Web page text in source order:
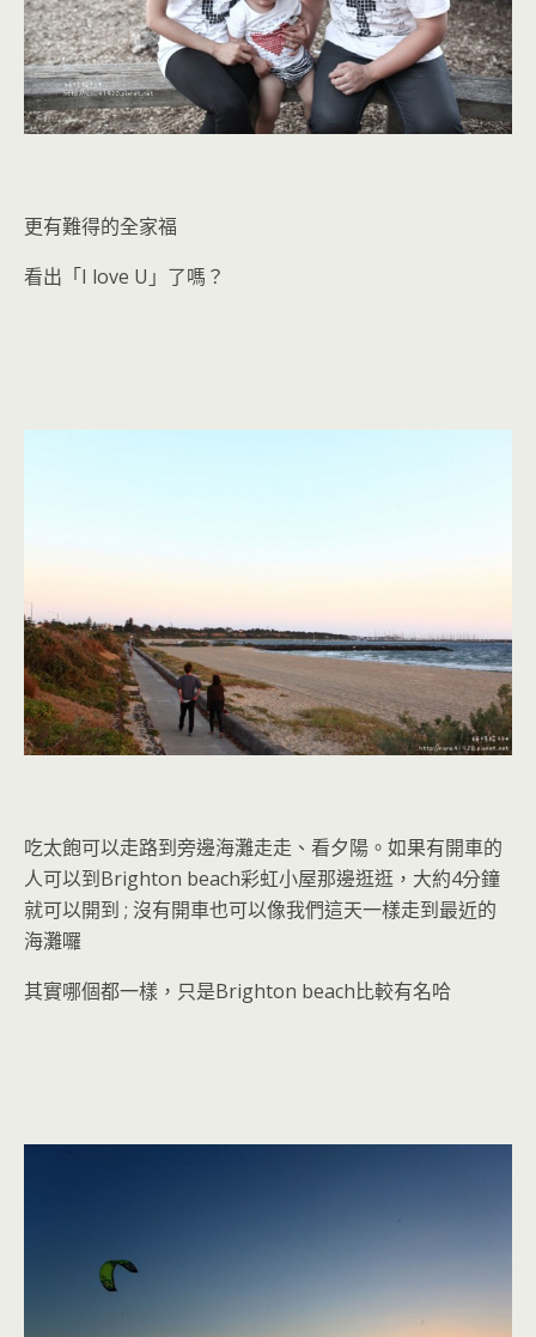
更有難得的全家福
看出「I love U」了嗎？
吃太飽可以走路到旁邊海灘走走、看夕陽。如果有開車的
人可以到Brighton beach彩虹小屋那邊逛逛，大約4分鐘
就可以開到 ; 沒有開車也可以像我們這天一樣走到最近的
海灘囉
其實哪個都一樣，只是Brighton beach比較有名哈